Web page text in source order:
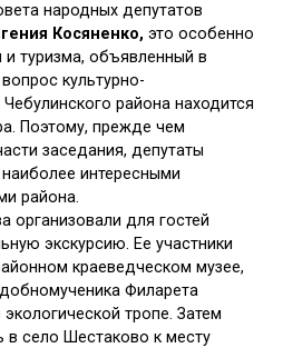
народных депутатов
Косяненко, это особенно
и туризма, объявленный в
культурно-
района находится
Поэтому, прежде чем
заседания, депутаты
интересными
района.
для гостей
экскурсию. Ее участники
краеведческом музее,
Филарета
тропе. Затем
в село Шестаково к месту